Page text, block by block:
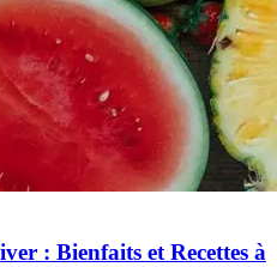
: Bienfaits et Recettes à